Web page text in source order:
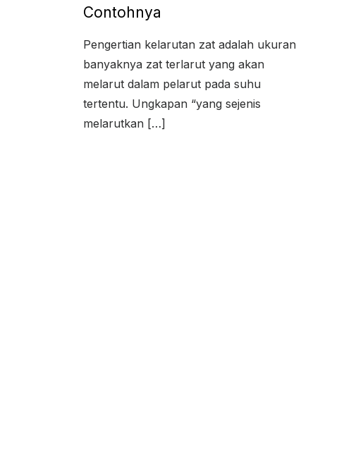
Contohnya
Pengertian kelarutan zat adalah ukuran
banyaknya zat terlarut yang akan
melarut dalam pelarut pada suhu
tertentu. Ungkapan “yang sejenis
melarutkan […]